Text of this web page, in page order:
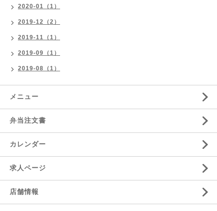
2020-01（1）
2019-12（2）
2019-11（1）
2019-09（1）
2019-08（1）
メニュー
弁当注文書
カレンダー
求人ページ
店舗情報